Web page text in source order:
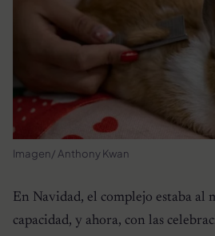
Imagen/ Anthony Kwan
En Navidad, el complejo estaba al
capacidad, y ahora, con las